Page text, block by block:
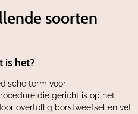
soorten
is het?
term voor
die gericht is op het
overtollig borstweefsel en vet